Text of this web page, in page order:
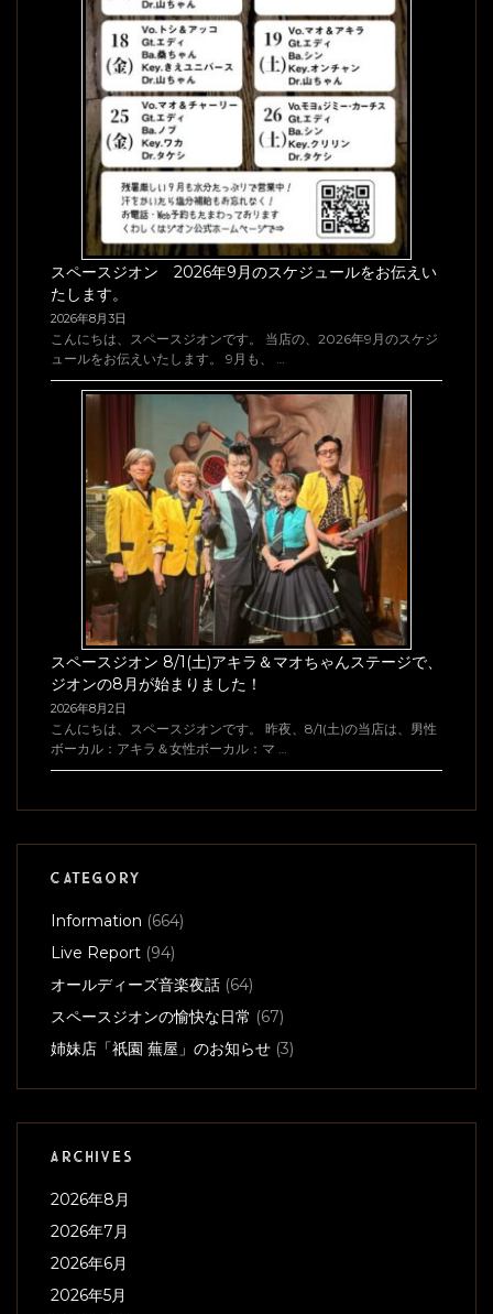
スペースジオン 2026年9月のスケジュールをお伝えい
たします。
2026年8月3日
こんにちは、スペースジオンです。 当店の、2026年9月のスケジ
ュールをお伝えいたします。 9月も、 …
スペースジオン 8/1(土)アキラ＆マオちゃんステージで、
ジオンの8月が始まりました！
2026年8月2日
こんにちは、スペースジオンです。 昨夜、8/1(土)の当店は、男性
ボーカル：アキラ＆女性ボーカル：マ …
CATEGORY
Information (664)
Live Report (94)
オールディーズ音楽夜話 (64)
スペースジオンの愉快な日常 (67)
姉妹店「祇園 蕪屋」のお知らせ (3)
ARCHIVES
2026年8月
2026年7月
2026年6月
2026年5月